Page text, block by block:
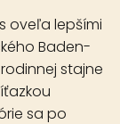
oveľa lepšími
Baden-
stajne
sa po